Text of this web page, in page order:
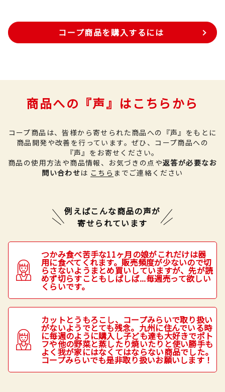
コープ商品を購入するには
商品への『声』はこちらから
コープ商品は、皆様から寄せられた商品への『声』をもとに
商品開発や改善を行っています。 ぜひ、コープ商品への
『声』をお寄せください。
商品の使用方法や商品情報、お気づきの点や返答が必要なお
問い合わせは こちら までご連絡ください
例えばこんな商品の声が
寄せられています
つかみ食べ苦手な11ヶ月の娘がこれだけは器
用に食べてくれます。販売頻度が少ないので切
らさないようまとめ買いしていますが、先が読
めず切らすこともしばしば...毎週売って欲しい
くらいです。
カットとうもろこし、コープみらいで取り扱い
がないようでとても残念。九州に住んでいる時
に毎週のように購入し子ども達も大好きでポト
フや他の野菜と蒸したり焼いたりと使い勝手も
よく我が家にはなくてはならない商品でした。
コープみらいでも是非取り扱いお願いします！